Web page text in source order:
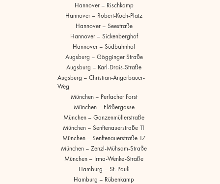
Hannover – Rischkamp
Hannover – Robert-Koch-Platz
Hannover – Seestraße
Hannover – Sickenberghof
Hannover – Südbahnhof
Augsburg – Gögginger Straße
Augsburg – Karl-Drais-Straße
Augsburg – Christian-Angerbauer-
Weg
München – Perlacher Forst
München – Flößergasse
München – Ganzenmüllerstraße
München – Senftenauerstraße 11
München – Senftenauerstraße 17
München – Zenzl-Mühsam-Straße
München – Irma-Wenke-Straße
Hamburg – St. Pauli
Hamburg – Rübenkamp